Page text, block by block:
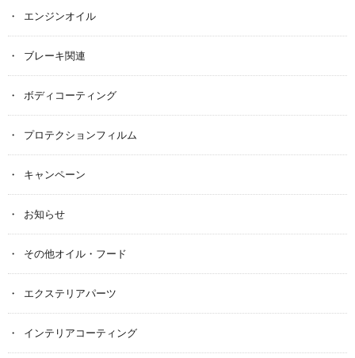
エンジンオイル
ブレーキ関連
ボディコーティング
プロテクションフィルム
キャンペーン
お知らせ
その他オイル・フード
エクステリアパーツ
インテリアコーティング